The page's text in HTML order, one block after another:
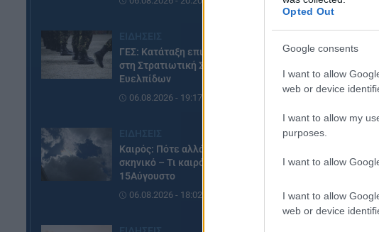
Opted Out
Google consents
I want to allow
web or device
I want to allow my
purposes.
I want to allow
I want to allow
web or device
ΓΕΣ: Κατάταξη επιτυχόντων
στη Στρατιωτική Σχολή
Ευελπίδων
06.08.2026 - 19:17
Καιρός: Πότε αλλάζει το
σκηνικό – Τι καιρό θα κάνει τον
15Αύγουστο
06.08.2026 - 18:02